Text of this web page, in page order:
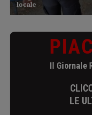
Il Giornale
LE